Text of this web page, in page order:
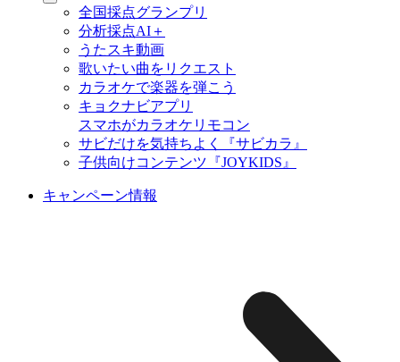
全国採点グランプリ
分析採点AI＋
うたスキ動画
歌いたい曲をリクエスト
カラオケで楽器を弾こう
キョクナビアプリ
スマホがカラオケリモコン
サビだけを気持ちよく『サビカラ』
子供向けコンテンツ『JOYKIDS』
キャンペーン情報